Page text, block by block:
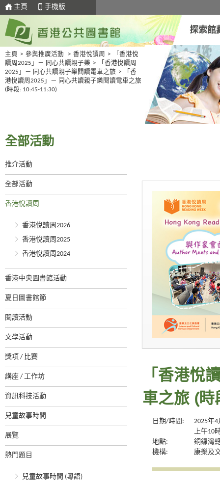
主頁 手機版
探索館
主頁 > 參與推廣活動 > 香港悅讀周 >
「香港悅
讀周2025」－ 同心共讀親子樂 >
「香港悅讀周
2025」－ 同心共讀親子樂閱讀電車之旅 >
「香
港悅讀周2025」－ 同心共讀親子樂閱讀電車之旅
(時段: 10:45-11:30)
全部活動
推介活動
全部活動
香港悅讀周
香港悅讀周2026
香港悅讀周2025
香港悅讀周2024
香港中央圖書館活動
夏日圖書館節
閱讀活動
文學活動
獎項 / 比賽
講座 / 工作坊
資訊科技活動
兒童故事時間
展覽
熱門題目
兒童故事時間 (粵語)
「香港悅
車之旅 (
日期/時間:
2025年
上午10
地點:
銅鑼灣
機構:
康樂及